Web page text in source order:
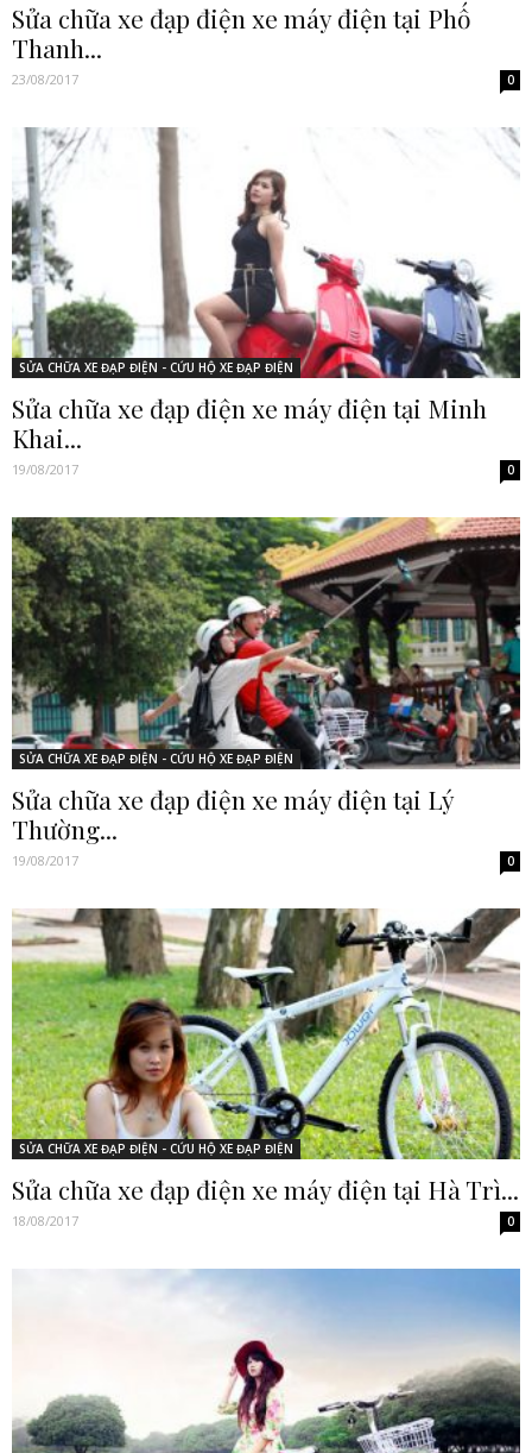
Sửa chữa xe đạp điện xe máy điện tại Phố
Thanh...
23/08/2017 0
SỬA CHỮA XE ĐẠP ĐIỆN - CỨU HỘ XE ĐẠP ĐIỆN
Sửa chữa xe đạp điện xe máy điện tại Minh
Khai...
19/08/2017 0
SỬA CHỮA XE ĐẠP ĐIỆN - CỨU HỘ XE ĐẠP ĐIỆN
Sửa chữa xe đạp điện xe máy điện tại Lý
Thường...
19/08/2017 0
SỬA CHỮA XE ĐẠP ĐIỆN - CỨU HỘ XE ĐẠP ĐIỆN
Sửa chữa xe đạp điện xe máy điện tại Hà Trì...
18/08/2017 0